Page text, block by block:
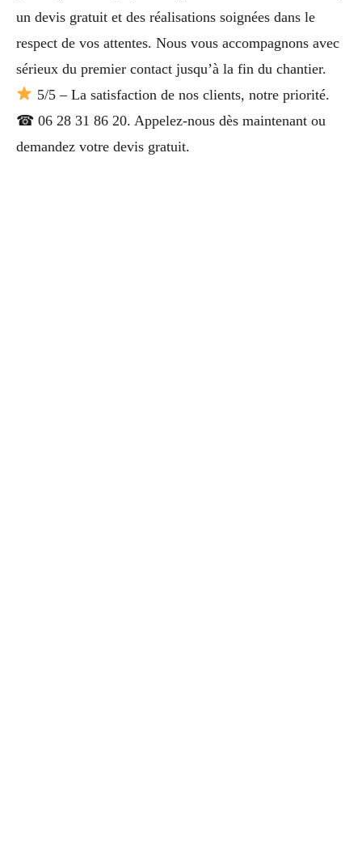
un devis gratuit et des réalisations soignées dans le
respect de vos attentes. Nous vous accompagnons avec
sérieux du premier contact jusqu’à la fin du chantier.
5/5 – La satisfaction de nos clients, notre priorité.
☎ 06 28 31 86 20. Appelez-nous dès maintenant ou
demandez votre devis gratuit.